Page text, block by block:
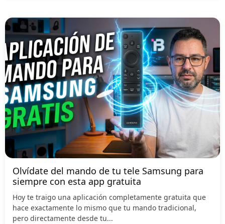
Olvídate del mando de tu tele Samsung para
siempre con esta app gratuita
Hoy te traigo una aplicación completamente gratuita que
hace exactamente lo mismo que tu mando tradicional,
pero directamente desde tu...